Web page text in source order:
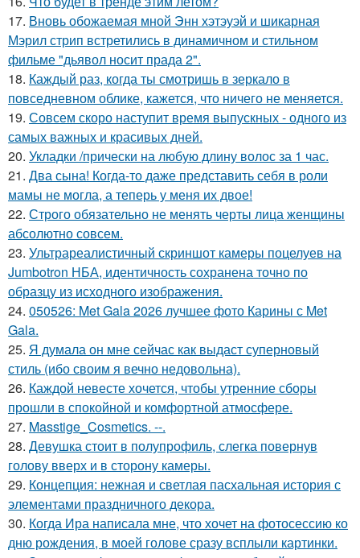
17. Вновь обожаемая мной Энн хэтэуэй и шикарная
Мэрил стрип встретились в динамичном и стильном
фильме "дьявол носит прада 2".
18. Каждый раз, когда ты смотришь в зеркало в
повседневном облике, кажется, что ничего не меняется.
19. Совсем скоро наступит время выпускных - одного из
самых важных и красивых дней.
20. Укладки /прически на любую длину волос за 1 час.
21. Два сына! Когда-то даже представить себя в роли
мамы не могла, а теперь у меня их двое!
22. Строго обязательно не менять черты лица женщины
абсолютно совсем.
23. Ультрареалистичный скриншот камеры поцелуев на
Jumbotron НБА, идентичность сохранена точно по
образцу из исходного изображения.
24. 050526: Met Gala 2026 лучшее фото Карины с Met
Gala.
25. Я думала он мне сейчас как выдаст суперновый
стиль (ибо своим я вечно недовольна).
26. Каждой невесте хочется, чтобы утренние сборы
прошли в спокойной и комфортной атмосфере.
27. Masstige_Cosmetics. --.
28. Девушка стоит в полупрофиль, слегка повернув
голову вверх и в сторону камеры.
29. Концепция: нежная и светлая пасхальная история с
элементами праздничного декора.
30. Когда Ира написала мне, что хочет на фотосессию ко
дню рождения, в моей голове сразу всплыли картинки.